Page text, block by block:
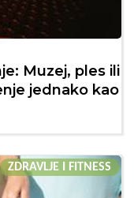
Muzej, ples ili
jednako kao
ZDRAVLJE I FITNESS